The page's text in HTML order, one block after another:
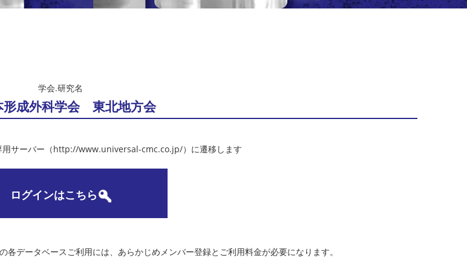
学会.研究名
形成外科学会 東北地方会
用サーバー（http://www.universal-cmc.co.jp/）に遷移します
ログインはこちら
データベースご利用には、あらかじめメンバー登録とご利用料金が必要になります。